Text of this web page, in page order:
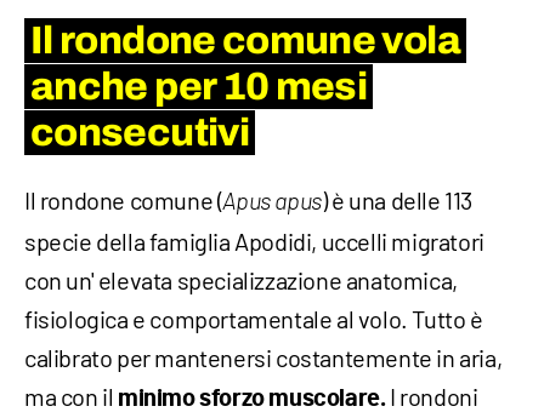
Il rondone comune vola
anche per 10 mesi
consecutivi
Il rondone comune (Apus apus) è una delle 113
specie della famiglia Apodidi, uccelli migratori
con un' elevata specializzazione anatomica,
fisiologica e comportamentale al volo. Tutto è
calibrato per mantenersi costantemente in aria,
ma con il minimo sforzo muscolare.I rondoni